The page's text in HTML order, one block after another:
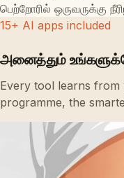
பெற்றோரில் ஒருவருக்கு
15+ AI apps included
அனைத்தும்
Every tool learns
programme, the